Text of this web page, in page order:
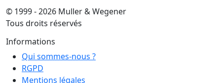
© 1999 - 2026 Muller & Wegener
Tous droits réservés
Informations
Qui sommes-nous ?
RGPD
Mentions légales